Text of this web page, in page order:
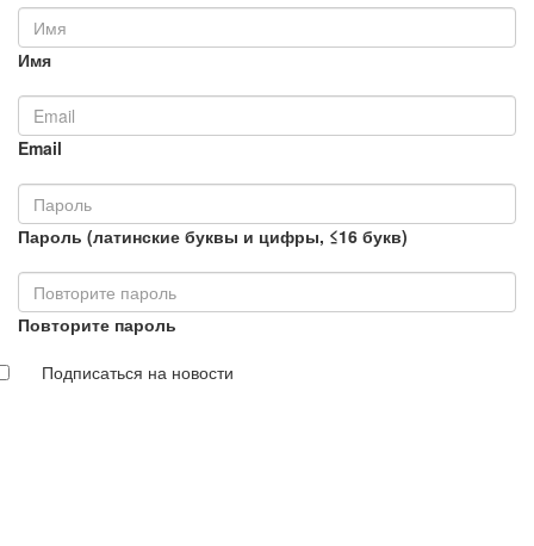
Имя
Email
Пароль (латинские буквы и цифры, ≤16 букв)
Повторите пароль
Подписаться на новости